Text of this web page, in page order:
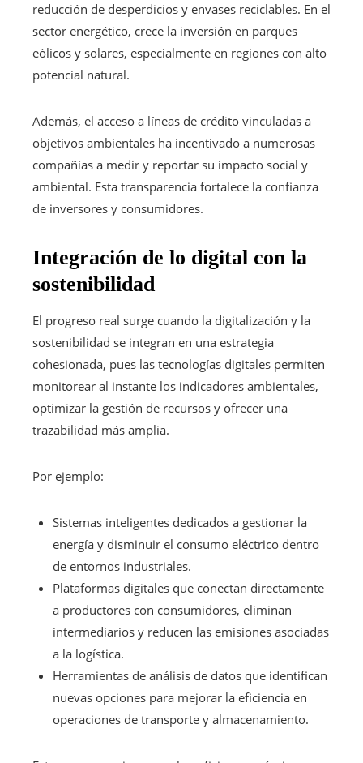
reducción de desperdicios y envases reciclables. En el
sector energético, crece la inversión en parques
eólicos y solares, especialmente en regiones con alto
potencial natural.
Además, el acceso a líneas de crédito vinculadas a
objetivos ambientales ha incentivado a numerosas
compañías a medir y reportar su impacto social y
ambiental. Esta transparencia fortalece la confianza
de inversores y consumidores.
Integración de lo digital con la
sostenibilidad
El progreso real surge cuando la digitalización y la
sostenibilidad se integran en una estrategia
cohesionada, pues las tecnologías digitales permiten
monitorear al instante los indicadores ambientales,
optimizar la gestión de recursos y ofrecer una
trazabilidad más amplia.
Por ejemplo:
Sistemas inteligentes dedicados a gestionar la
energía y disminuir el consumo eléctrico dentro
de entornos industriales.
Plataformas digitales que conectan directamente
a productores con consumidores, eliminan
intermediarios y reducen las emisiones asociadas
a la logística.
Herramientas de análisis de datos que identifican
nuevas opciones para mejorar la eficiencia en
operaciones de transporte y almacenamiento.